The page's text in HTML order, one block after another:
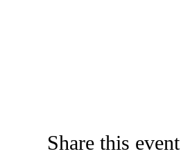
Share this event